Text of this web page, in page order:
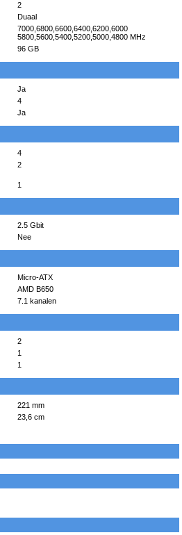
2
Duaal
7000,6800,6600,6400,6200,6000
5800,5600,5400,5200,5000,4800 MHz
96 GB
Ja
4
Ja
4
2
1
2.5 Gbit
Nee
Micro-ATX
AMD B650
7.1 kanalen
2
1
1
221 mm
23,6 cm